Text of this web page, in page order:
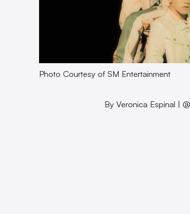
Photo Courtesy of SM Entertainment
By Veronica Espinal |